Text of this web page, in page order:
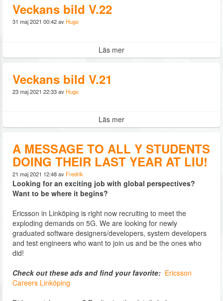
Veckans bild V.22
31 maj 2021 00:42 av Hugo
Läs mer
Veckans bild V.21
23 maj 2021 22:33 av Hugo
Läs mer
A MESSAGE TO ALL Y STUDENTS
DOING THEIR LAST YEAR AT LIU!
21 maj 2021 12:48 av Fredrik
Looking for an exciting job with global perspectives?
Want to be where it begins?
Ericsson in Linköping is right now recruiting to meet the
exploding demands on 5G. We are looking for newly
graduated software designers/developers, system developers
and test engineers who want to join us and be the ones who
did!
Check out these ads and find your favorite: Ericsson
Careers Linköping